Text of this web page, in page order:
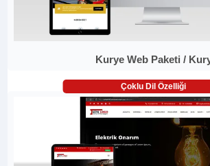
Kurye Web Paketi /
Çoklu Dil Özelliği